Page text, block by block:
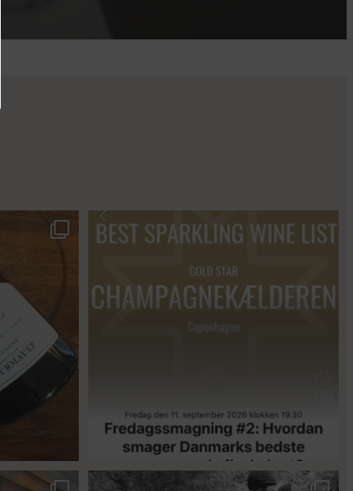
🍾 Fredagssmagningerne lever – og de næste er lige...
for at... René Geoffroy er en af Champagnes ældste...